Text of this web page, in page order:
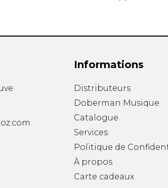
Informations
Distributeurs
Doberman Musique
Catalogue
Services
Politique de
À propos
Carte cadeaux